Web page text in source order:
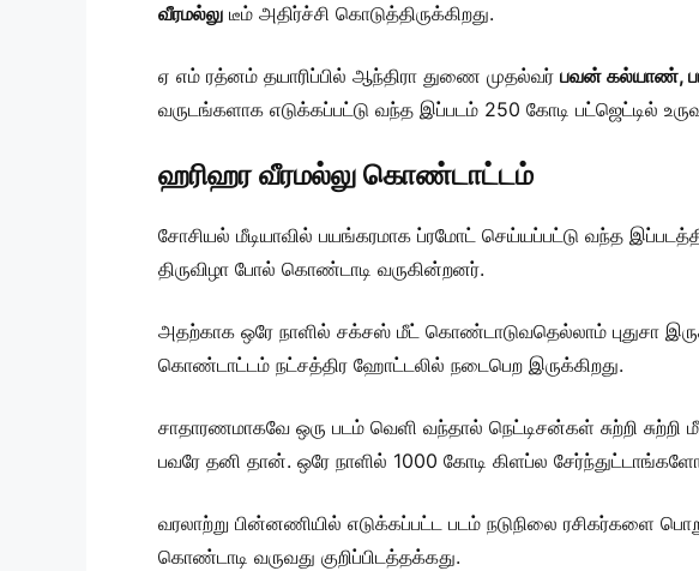
வீரமல்லு டீம் அதிர்ச்சி கொடுத்திருக்கிறது.
ஏ எம் ரத்னம் தயாரிப்பில் ஆந்திரா துணை முதல்வர் பவன் கல்யாண்,
வருடங்களாக எடுக்கப்பட்டு வந்த இப்படம் 250 கோடி பட்ஜெட்டில்
ஹரிஹர வீரமல்லு கொண்டாட்டம்
சோசியல் மீடியாவில் பயங்கரமாக ப்ரமோட் செய்யப்பட்டு வந்த
திருவிழா போல் கொண்டாடி வருகின்றனர்.
அதற்காக ஒரே நாளில் சக்சஸ் மீட் கொண்டாடுவதெல்லாம் புதுசா
கொண்டாட்டம் நட்சத்திர ஹோட்டலில் நடைபெற இருக்கிறது.
சாதாரணமாகவே ஒரு படம் வெளி வந்தால் நெட்டிசன்கள் சுற்றி
பவரே தனி தான். ஒரே நாளில் 1000 கோடி கிளப்ல
வரலாற்று பின்னணியில் எடுக்கப்பட்ட படம் நடுநிலை ரசிகர்களை
கொண்டாடி வருவது குறிப்பிடத்தக்கது.